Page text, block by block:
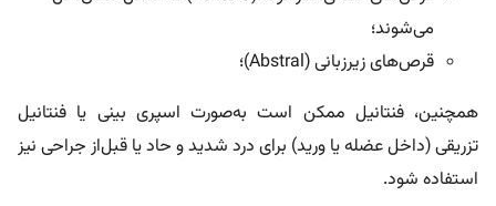
می‌شوند؛
قرص‌های زیرزبانی (Abstral)؛
همچنین، فنتانیل ممکن است به‌صورت اسپری بینی یا فنتانیل
تزریقی (داخل عضله یا ورید) برای درد شدید و حاد یا قبل‌از جراحی نیز
استفاده شود.